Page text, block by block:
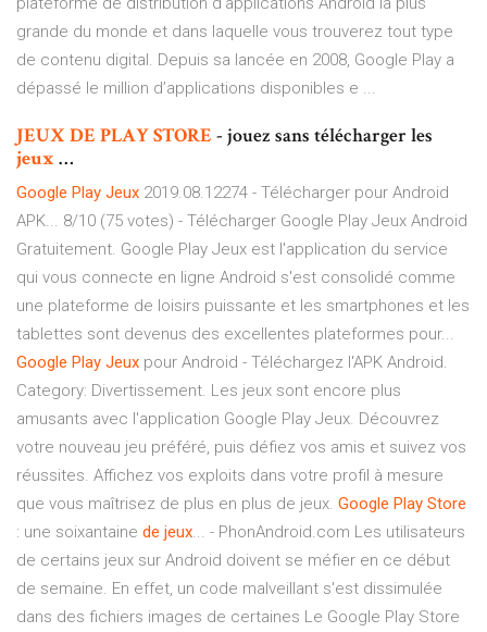
grande du monde et dans laquelle vous trouverez tout type
de contenu digital. Depuis sa lancée en 2008, Google Play a
dépassé le million d’applications disponibles e ...
JEUX DE PLAYSTORE - jouez sans télécharger les
jeux …
Google Play Jeux 2019.08.12274 - Télécharger pour Android
APK... 8/10 (75 votes) - Télécharger Google Play Jeux Android
Gratuitement. Google Play Jeux est l'application du service
qui vous connecte en ligne Android s'est consolidé comme
une plateforme de loisirs puissante et les smartphones et les
tablettes sont devenus des excellentes plateformes pour...
Google Play Jeux pour Android - Téléchargez l'APK Android.
Category: Divertissement. Les jeux sont encore plus
amusants avec l'application Google Play Jeux. Découvrez
votre nouveau jeu préféré, puis défiez vos amis et suivez vos
réussites. Affichez vos exploits dans votre profil à mesure
que vous maîtrisez de plus en plus de jeux. Google Play Store
: une soixantaine de jeux... - PhonAndroid.com Les utilisateurs
de certains jeux sur Android doivent se méfier en ce début
de semaine. En effet, un code malveillant s'est dissimulée
dans des fichiers images de certaines Le Google Play Store